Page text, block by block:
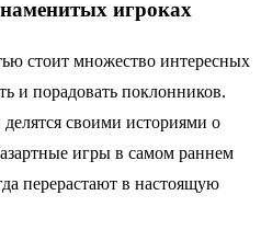
игроках
стоит множество интересных
и порадовать поклонников.
своими историями о
игры в самом раннем
перерастают в настоящую